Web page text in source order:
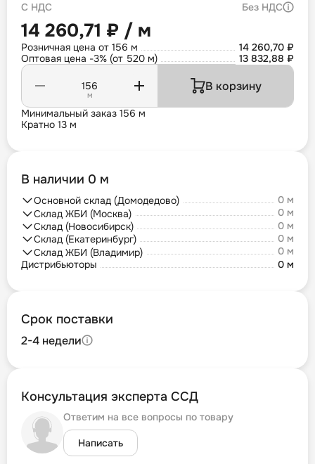
С НДС Без НДС
14 260,71 ₽ / м
Розничная цена от 156 м
14 260,70 ₽
Оптовая цена -3% (от 520 м)
13 832,88 ₽
м
В корзину
Минимальный заказ 156 м
Кратно 13 м
В наличии 0 м
Основной склад (Домодедово)
0 м
Склад ЖБИ (Москва)
0 м
Склад (Новосибирск)
0 м
Склад (Екатеринбург)
0 м
Склад ЖБИ (Владимир)
0 м
Дистрибьюторы
0 м
Срок поставки
2-4 недели
Консультация эксперта ССД
Ответим на все вопросы по товару
Написать